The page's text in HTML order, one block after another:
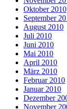
Oktober 2010
September
August 2010
Juli 2010
Juni 2010
Mai 2010
April 2010
März 2010
Februar 2010
Januar 2010
Dezember
November